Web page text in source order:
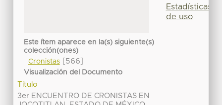
Este ítem aparece en la(s) siguiente(s)
colección(ones)
Cronistas[566]
Visualización del Documento
Título
3er ENCUENTRO DE CRONISTAS EN
Estadísticas
de uso